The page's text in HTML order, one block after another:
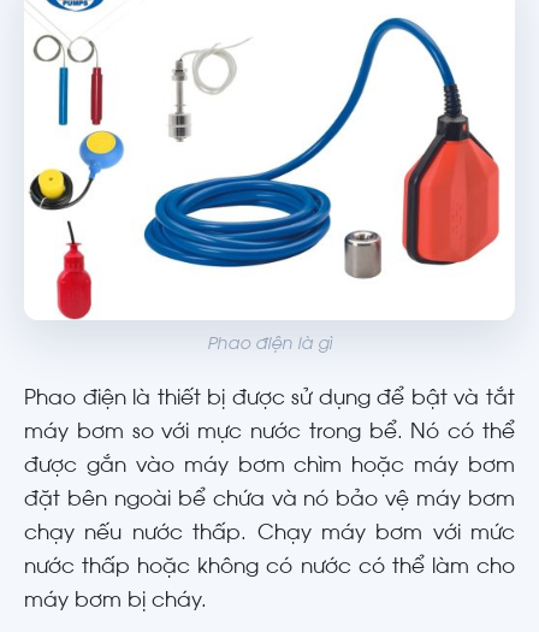
Phao điện là gì
Phao điện là thiết bị được sử dụng để bật và tắt
máy bơm so với mực nước trong bể. Nó có thể
được gắn vào máy bơm chìm hoặc máy bơm
đặt bên ngoài bể chứa và nó bảo vệ máy bơm
chạy nếu nước thấp. Chạy máy bơm với mức
nước thấp hoặc không có nước có thể làm cho
máy bơm bị cháy.